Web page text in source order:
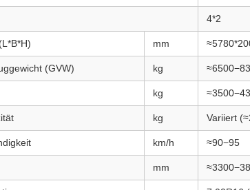
4*2
mm
(GVW) kg
kg
kg Variiert
km/h ≈90−95
mm